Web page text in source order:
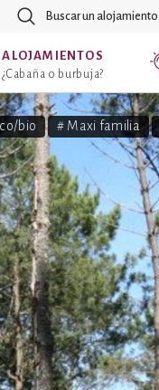
Buscar un alojamiento
ALOJAMIENTOS
¿Cabaña o burbuja?
bio # Maxi familia